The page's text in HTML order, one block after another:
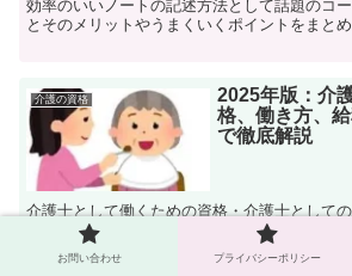
効率のいいノートの記述方法として話題のコ
とそのメリットやうまくいくポイントをまとめ
介護の資格
2025年版：介
格、働き方、
で徹底解説
介護士として働くための資格・介護士として
き方・給料と資格を取ることでの給料UPの仕
りがいまでを徹底解説しました。
お問い合わせ プライバシーポリシー